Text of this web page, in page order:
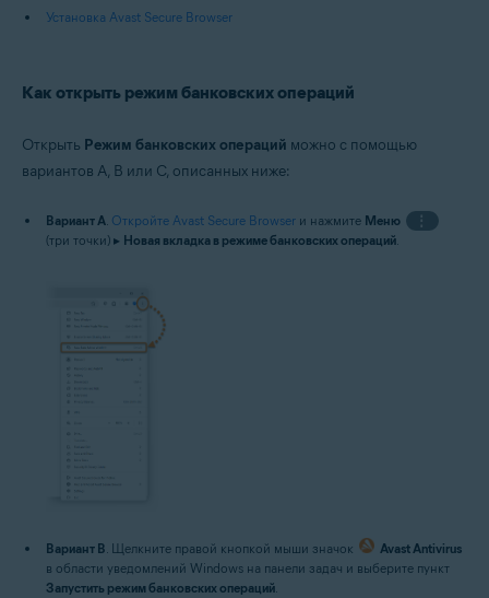
Установка Avast Secure Browser
Как открыть режим банковских операций
Открыть Режим банковских операций можно с помощью
вариантов A, B или C, описанных ниже:
Вариант A. Откройте Avast Secure Browser и нажмите Меню
⋮
(три точки) ▸ Новая вкладка в режиме банковских операций.
Вариант B. Щелкните правой кнопкой мыши значок
Avast Antivirus
в области уведомлений Windows на панели задач и выберите пункт
Запустить режим банковских операций.